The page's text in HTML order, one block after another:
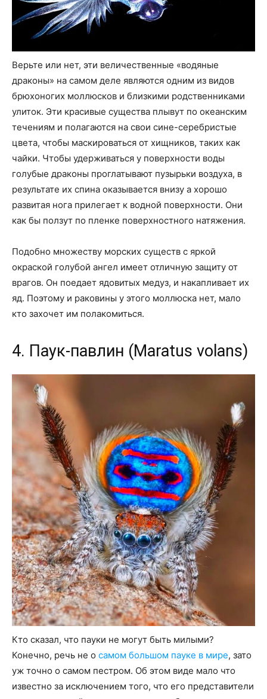
Верьте или нет, эти величественные «водяные
драконы» на самом деле являются одним из видов
брюхоногих моллюсков и близкими родственниками
улиток. Эти красивые существа плывут по океанским
течениям и полагаются на свои сине-серебристые
цвета, чтобы маскироваться от хищников, таких как
чайки. Чтобы удерживаться у поверхности воды
голубые драконы проглатывают пузырьки воздуха, в
результате их спина оказывается внизу а хорошо
развитая нога прилегает к водной поверхности. Они
как бы ползут по пленке поверхностного натяжения.
Подобно множеству морских существ с яркой
окраской голубой ангел имеет отличную защиту от
врагов. Он поедает ядовитых медуз, и накапливает их
яд. Поэтому и раковины у этого моллюска нет, мало
кто захочет им полакомиться.
4. Паук-павлин (Maratus volans)
Кто сказал, что пауки не могут быть милыми?
Конечно, речь не о самом большом пауке в мире, зато
уж точно о самом пестром. Об этом виде мало что
известно за исключением того, что его представители